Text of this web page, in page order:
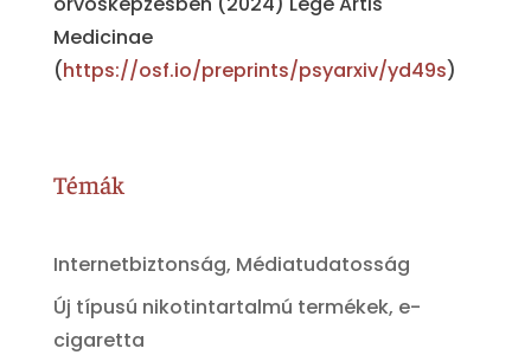
Medicinae
(https://osf.io/preprints/psyarxiv/yd49s)
Témák
Internetbiztonság, Médiatudatosság
Új típusú nikotintartalmú termékek, e-
cigaretta